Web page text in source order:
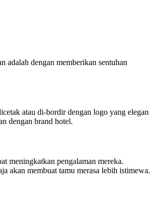
adalah dengan memberikan sentuhan
atau di-bordir dengan logo yang elegan
dengan brand hotel.
meningkatkan pengalaman mereka.
akan membuat tamu merasa lebih istimewa.